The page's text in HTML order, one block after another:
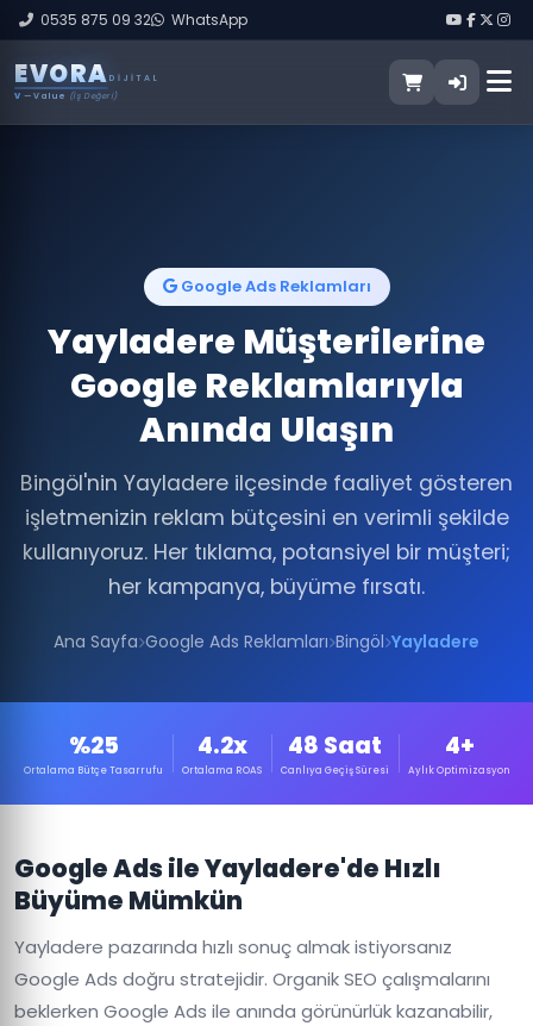
0535 875 09 32 WhatsApp
EVORA DIJITAL
V — Value (İş Değeri)
Google Ads Reklamları
Yayladere Müşterilerine
Google Reklamlarıyla
Anında Ulaşın
Bingöl'nin Yayladere ilçesinde faaliyet gösteren
işletmenizin reklam bütçesini en verimli şekilde
kullanıyoruz. Her tıklama, potansiyel bir müşteri;
her kampanya, büyüme fırsatı.
Ana Sayfa Google Ads Reklamları Bingöl Yayladere
%25
Ortalama Bütçe Tasarrufu
4.2x
Ortalama ROAS
48 Saat
Canlıya Geçiş Süresi
4+
Aylık Optimizasyon
Google Ads ile Yayladere'de Hızlı
Büyüme Mümkün
Yayladere pazarında hızlı sonuç almak istiyorsanız
Google Ads doğru stratejidir. Organik SEO çalışmalarını
beklerken Google Ads ile anında görünürlük kazanabilir,